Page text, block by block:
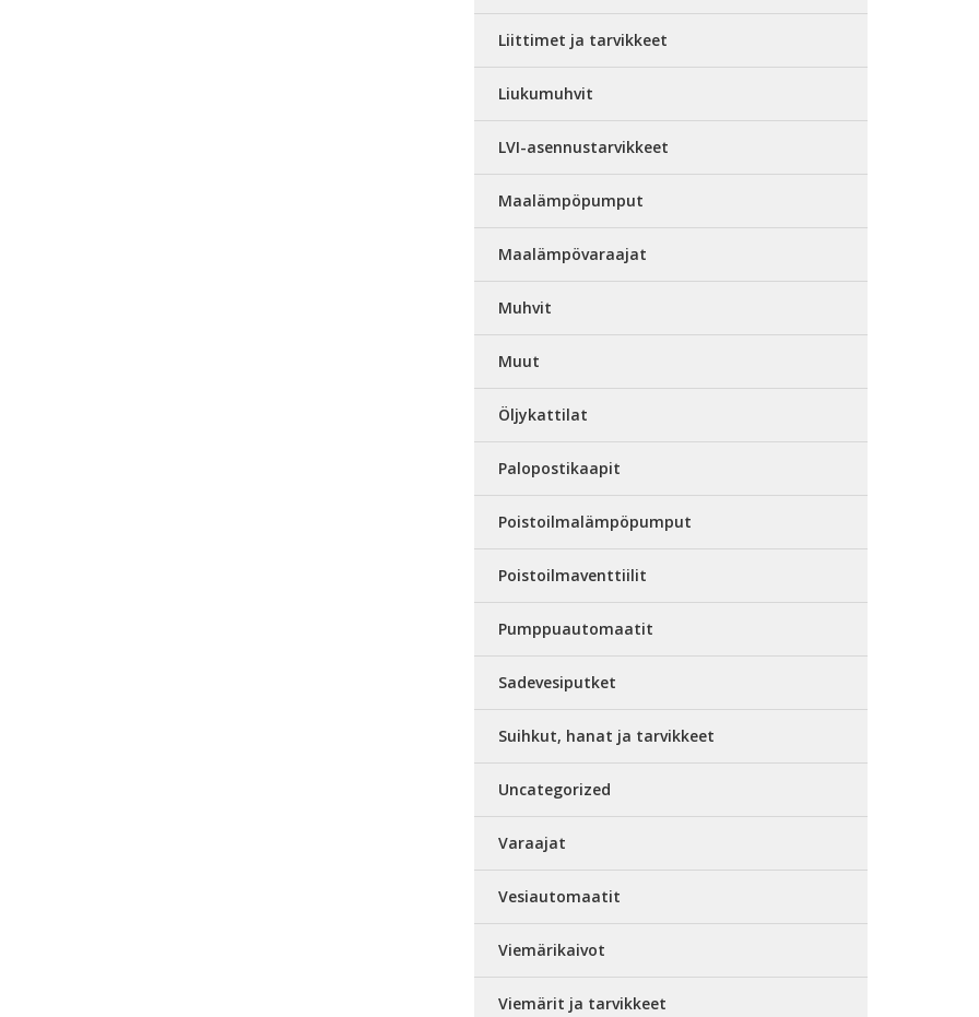
Liittimet ja tarvikkeet
Liukumuhvit
LVI-asennustarvikkeet
Maalämpöpumput
Maalämpövaraajat
Muhvit
Muut
Öljykattilat
Palopostikaapit
Poistoilmalämpöpumput
Poistoilmaventtiilit
Pumppuautomaatit
Sadevesiputket
Suihkut, hanat ja tarvikkeet
Uncategorized
Varaajat
Vesiautomaatit
Viemärikaivot
Viemärit ja tarvikkeet